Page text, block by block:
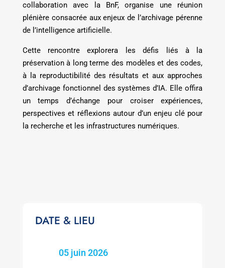
collaboration avec la BnF, organise une réunion
plénière consacrée aux enjeux de l’archivage pérenne
de l’intelligence artificielle.
Cette rencontre explorera les défis liés à la
préservation à long terme des modèles et des codes,
à la reproductibilité des résultats et aux approches
d’archivage fonctionnel des systèmes d’IA. Elle offira
un temps d’échange pour croiser expériences,
perspectives et réflexions autour d’un enjeu clé pour
la recherche et les infrastructures numériques.
DATE & LIEU
05 juin 2026